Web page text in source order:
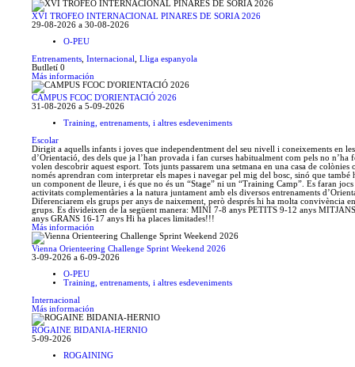
XVI TROFEO INTERNACIONAL PINARES DE SORIA 2026
29-08-2026 a 30-08-2026
O-PEU
Entrenaments Internacional
Lliga espanyola
Butlletí 0
Más información
CAMPUS FCOC D'ORIENTACIÓ 2026
31-08-2026 a 5-09-2026
Training, entrenaments, i altres esdeveniments
Escolar
Dirigit a aquells infants i joves que independentment del seu nivell i coneixements en les
d’Orientació, des dels que ja l’han provada i fan curses habitualment com pels no n’ha
volen descobrir aquest esport. Tots junts passarem una setmana en una casa de colònies
només aprendran com interpretar els mapes i navegar pel mig del bosc, sinó que també
un component de lleure, i és que no és un “Stage” ni un “Training Camp”. Es faran
activitats complementàries a la natura juntament amb els diversos entrenaments
Diferenciarem els grups per anys de naixement, però després hi ha molta convivència
grups. Es divideixen de la següent manera: MINI 7-8 anys PETITS 9-12 anys
anys GRANS 16-17 anys Hi ha places limitades!!!
Más información
Vienna Orienteering Challenge Sprint Weekend 2026
3-09-2026 a 6-09-2026
O-PEU
Training, entrenaments, i altres esdeveniments
Internacional
Más información
ROGAINE BIDANIA-HERNIO
5-09-2026
ROGAINING